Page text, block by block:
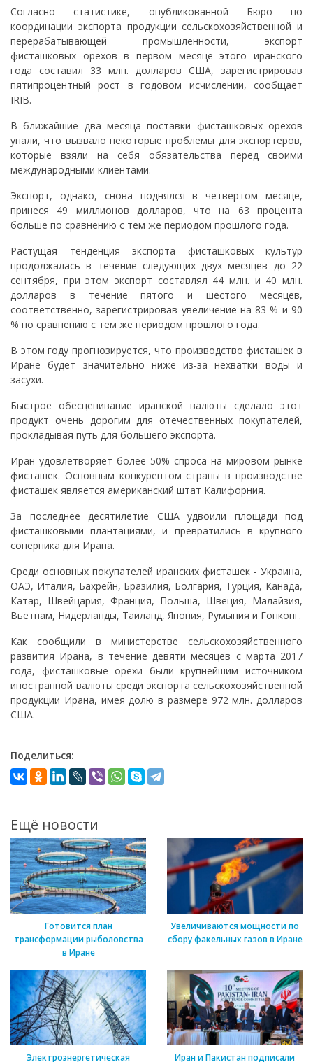
Согласно статистике, опубликованной Бюро по
координации экспорта продукции сельскохозяйственной и
перерабатывающей промышленности, экспорт
фисташковых орехов в первом месяце этого иранского
года составил 33 млн. долларов США, зарегистрировав
пятипроцентный рост в годовом исчислении, сообщает
IRIB.
В ближайшие два месяца поставки фисташковых орехов
упали, что вызвало некоторые проблемы для экспортеров,
которые взяли на себя обязательства перед своими
международными клиентами.
Экспорт, однако, снова поднялся в четвертом месяце,
принеся 49 миллионов долларов, что на 63 процента
больше по сравнению с тем же периодом прошлого года.
Растущая тенденция экспорта фисташковых культур
продолжалась в течение следующих двух месяцев до 22
сентября, при этом экспорт составлял 44 млн. и 40 млн.
долларов в течение пятого и шестого месяцев,
соответственно, зарегистрировав увеличение на 83 % и 90
% по сравнению с тем же периодом прошлого года.
В этом году прогнозируется, что производство фисташек в
Иране будет значительно ниже из-за нехватки воды и
засухи.
Быстрое обесценивание иранской валюты сделало этот
продукт очень дорогим для отечественных покупателей,
прокладывая путь для большего экспорта.
Иран удовлетворяет более 50% спроса на мировом рынке
фисташек. Основным конкурентом страны в производстве
фисташек является американский штат Калифорния.
За последнее десятилетие США удвоили площади под
фисташковыми плантациями, и превратились в крупного
соперника для Ирана.
Среди основных покупателей иранских фисташек - Украина,
ОАЭ, Италия, Бахрейн, Бразилия, Болгария, Турция, Канада,
Катар, Швейцария, Франция, Польша, Швеция, Малайзия,
Вьетнам, Нидерланды, Таиланд, Япония, Румыния и Гонконг.
Как сообщили в министерстве сельскохозяйственного
развития Ирана, в течение девяти месяцев с марта 2017
года, фисташковые орехи были крупнейшим источником
иностранной валюты среди экспорта сельскохозяйственной
продукции Ирана, имея долю в размере 972 млн. долларов
США.
Поделиться:
Ещё новости
Готовится план
трансформации рыболовства
в Иране
Увеличиваются мощности по
сбору факельных газов в Иране
Электроэнергетическая
Иран и Пакистан подписали